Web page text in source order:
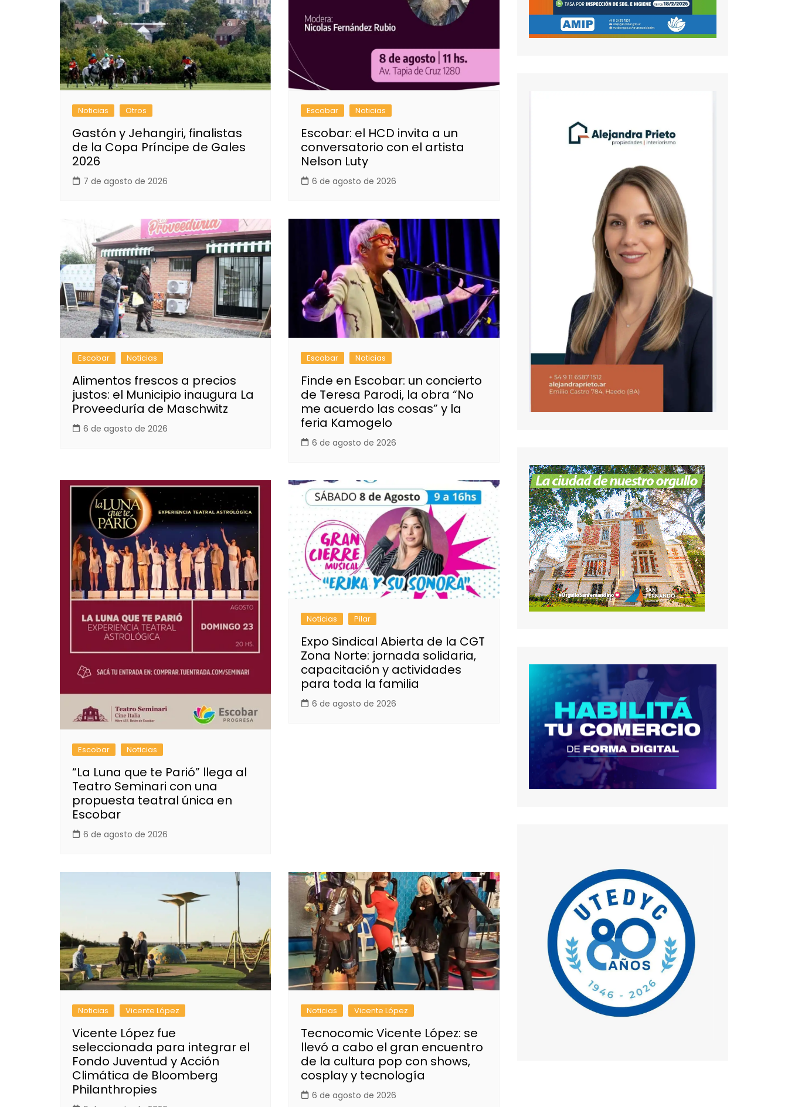
Noticias Otros
Gastón y Jehangiri, finalistas
de la Copa Príncipe de Gales
2026
7 de agosto de 2026
Escobar Noticias
Escobar: el HCD invita a un
conversatorio con el artista
Nelson Luty
6 de agosto de 2026
Escobar Noticias
Alimentos frescos a precios
justos: el Municipio inaugura La
Proveeduría de Maschwitz
6 de agosto de 2026
Escobar Noticias
Finde en Escobar: un concierto
de Teresa Parodi, la obra “No
me acuerdo las cosas” y la
feria Kamogelo
6 de agosto de 2026
Escobar Noticias
“La Luna que te Parió” llega al
Teatro Seminari con una
propuesta teatral única en
Escobar
6 de agosto de 2026
Noticias Pilar
Expo Sindical Abierta de la CGT
Zona Norte: jornada solidaria,
capacitación y actividades
para toda la familia
6 de agosto de 2026
Noticias Vicente López
Vicente López fue
seleccionada para integrar el
Fondo Juventud y Acción
Climática de Bloomberg
Philanthropies
Noticias Vicente López
Tecnocomic Vicente López: se
llevó a cabo el gran encuentro
de la cultura pop con shows,
cosplay y tecnología
6 de agosto de 2026